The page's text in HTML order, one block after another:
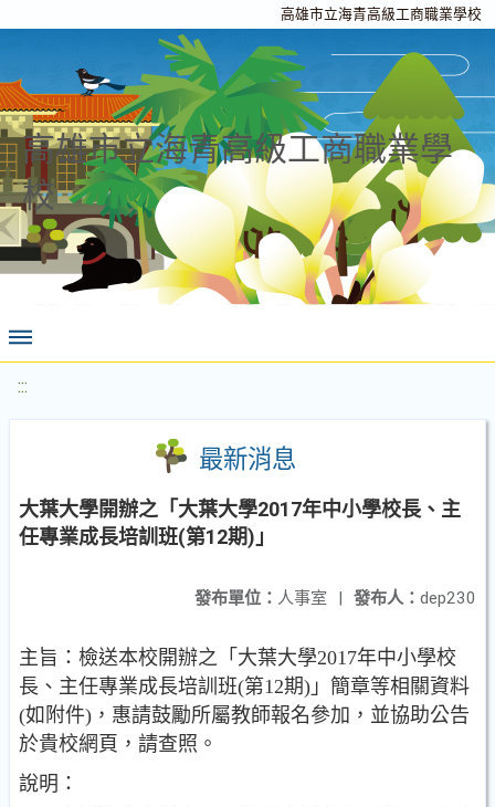
高雄市立海青高級工商職業學校
高雄市立海青高級工商職業學
校
:::
最新消息
大葉大學開辦之「大葉大學2017年中小學校長、主
任專業成長培訓班(第12期)」
發布人： dep230
發布單位： 人事室 |
主旨：檢送本校開辦之「大葉大學2017年中小學校
長、主任專業成長培訓班(第12期)」簡章等相關資料
(如附件)，惠請鼓勵所屬教師報名參加，並協助公告
於貴校網頁，請查照。
說明：